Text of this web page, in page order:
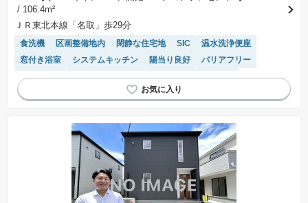
/ 106.4m²
ＪＲ東北本線「名取」歩29分
食洗機 区画整備地内 閑静な住宅地 SIC
温水洗浄便座
窓付き浴室
システムキッチン 陽当り良好
バリアフリー
浴室乾燥機
WIC オール電化
IHクッキングヒーター
対面キッチン
モニター付きインターホン